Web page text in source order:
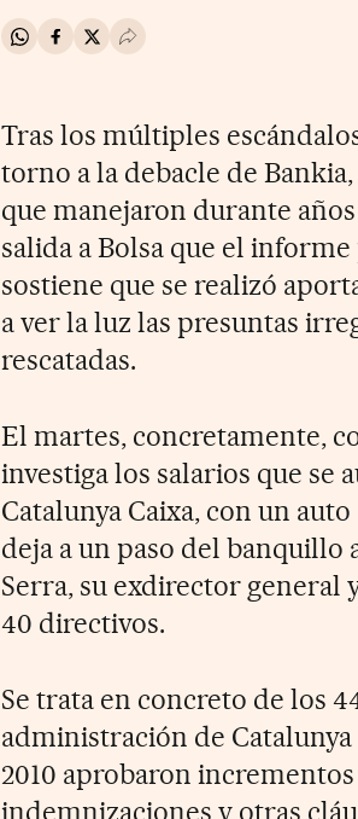
Compartir en Whatsapp
Compartir en Facebook
Compartir en Twitter
Desplegar Redes Sociales
Tras los múltiples
torno a la debacle de
que manejaron durante
salida a Bolsa que el
sostiene que se realizó
a ver la luz las presuntas
rescatadas.
El martes, concretamente,
investiga los salarios que se
Catalunya Caixa, con un
deja a un paso del banquillo
Serra, su exdirector general
40 directivos.
Se trata en concreto de los
administración de
2010 aprobaron